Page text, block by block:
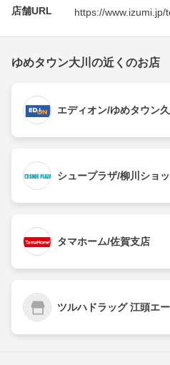
店舗URL https://www.izumi.jp/
ゆめタウン大川の近くのお店
エディオン/ゆめタウン
シュープラザ/柳川ショ
タマホーム/佐賀支店
ツルハドラッグ 江頭エ